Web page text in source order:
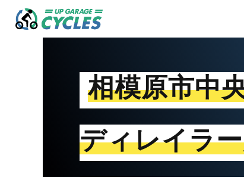
相模原市中
ディレイラ